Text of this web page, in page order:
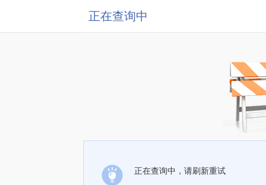
正在查询中
正在查询中，请刷新重试